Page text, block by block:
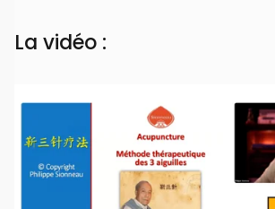
La vidéo :